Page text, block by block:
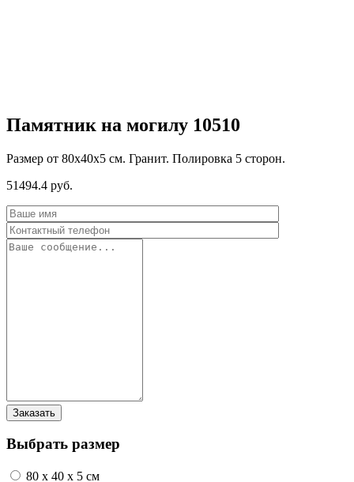
Памятник на могилу 10510
Размер от 80х40х5 см. Гранит. Полировка 5 сторон.
51494.4 руб.
Выбрать размер
80 x 40 x 5 см